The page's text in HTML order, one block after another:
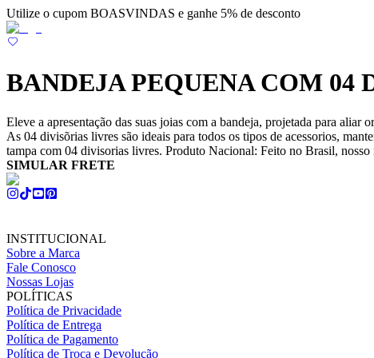
Utilize o cupom BOASVINDAS e ganhe 5% de desconto
BANDEJA PEQUENA COM 04
Eleve a apresentação das suas joias com a bandeja, projetada para
As 04 divisõrias livres são ideais para todos os tipos de acessorios,
tampa com 04 divisorias livres. Produto Nacional: Feito no Brasil,
SIMULAR FRETE
INSTITUCIONAL
Sobre a Marca
Fale Conosco
Nossas Lojas
POLÍTICAS
Política de Privacidade
Política de Entrega
Política de Pagamento
Política de Troca e Devolução